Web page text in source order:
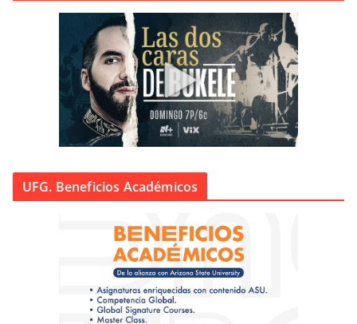
UFG. Beneficios Académicos